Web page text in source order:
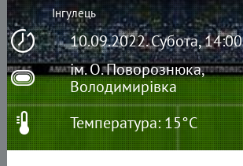
10.09.2022. Субота, 14:00
ім. О. Поворознюка,
Володимирівка
Інгулець
Температура: 15°C